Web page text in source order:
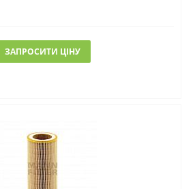
ЗАПРОСИТИ ЦІНУ